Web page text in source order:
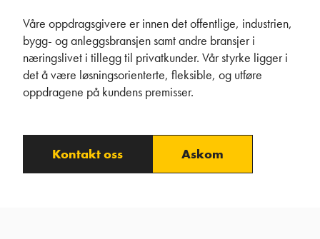
Våre oppdragsgivere er innen det offentlige, industrien,
bygg- og anleggsbransjen samt andre bransjer i
næringslivet i tillegg til privatkunder. Vår styrke ligger i
det å være løsningsorienterte, fleksible, og utføre
oppdragene på kundens premisser.
Kontakt oss Askom